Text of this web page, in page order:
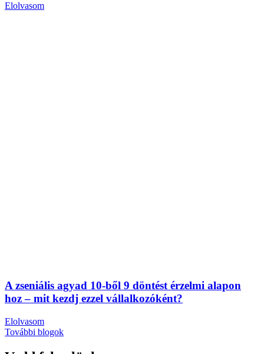
Elolvasom
A zseniális agyad 10-ből 9 döntést érzelmi alapon
hoz – mit kezdj ezzel vállalkozóként?
Elolvasom
További blogok